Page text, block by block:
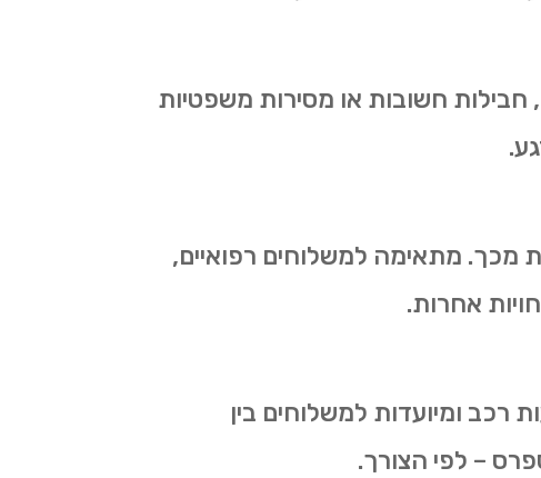
דחופים, חבילות חשובות או מסירות משפטיות
מתאימה למשלוחים רפואיים,
אחרות.
רכב ומיועדות למשלוחים בין
– לפי הצורך.